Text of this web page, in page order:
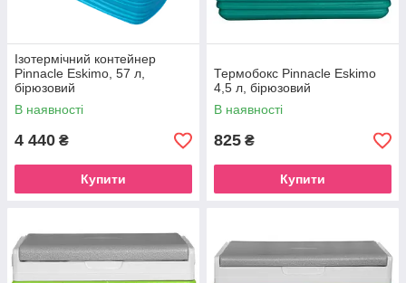
Ізотермічний контейнер
Pinnacle Eskimo, 57 л,
бірюзовий
В наявності
4 440 ₴
Купити
Термобокс Pinnacle Eskimo
4,5 л, бірюзовий
В наявності
825 ₴
Купити